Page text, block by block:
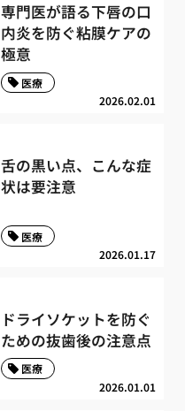
専門医が語る下唇の口
内炎を防ぐ粘膜ケアの
極意
2026.02.01
医療
舌の黒い点、こんな症
状は要注意
2026.01.17
医療
ドライソケットを防ぐ
ための抜歯後の注意点
2026.01.01
医療